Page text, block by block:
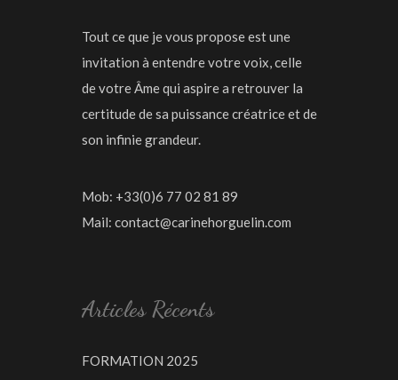
Tout ce que je vous propose est une
invitation à entendre votre voix, celle
de votre Âme qui aspire a retrouver la
certitude de sa puissance créatrice et de
son infinie grandeur.
Mob: +33(0)6 77 02 81 89
Mail: contact@carinehorguelin.com
Articles Récents
FORMATION 2025